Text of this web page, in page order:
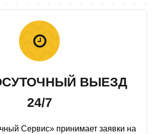
ВЫЕЗД
24/7
Сервис» принимает заявки на